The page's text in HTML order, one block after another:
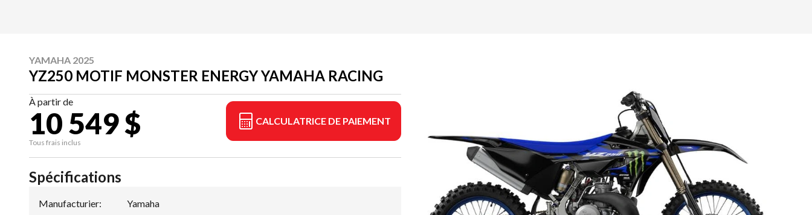
YAMAHA 2025
YZ250 MOTIF MONSTER ENERGY YAMAHA RACING
À partir de
10 549 $
Tous frais inclus
CALCULATRICE DE PAIEMENT
Spécifications
Manufacturier: Yamaha